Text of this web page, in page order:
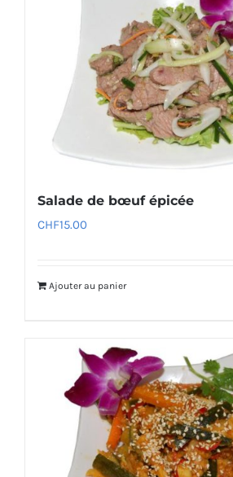
Salade de bœuf épicée
CHF15.00
Ajouter au panier